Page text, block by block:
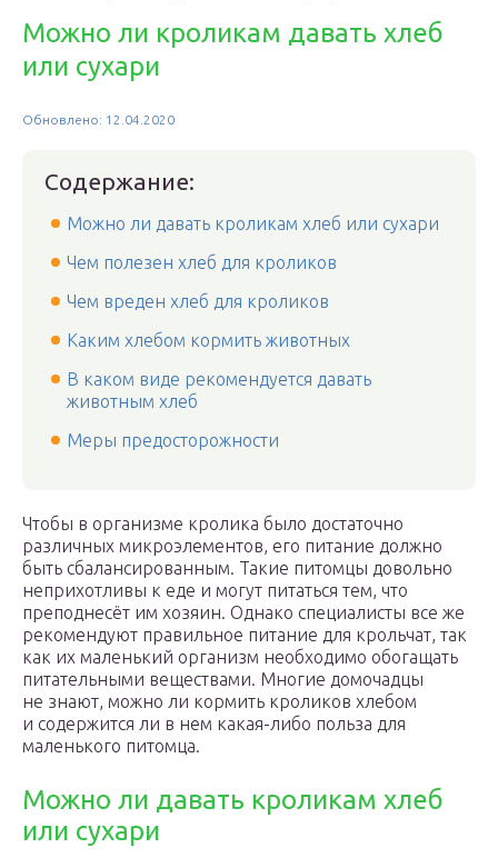
Можно ли кроликам давать хлеб
или сухари
Обновлено: 12.04.2020
Содержание:
Можно ли давать кроликам хлеб или сухари
Чем полезен хлеб для кроликов
Чем вреден хлеб для кроликов
Каким хлебом кормить животных
В каком виде рекомендуется давать
животным хлеб
Меры предосторожности
Чтобы в организме кролика было достаточно
различных микроэлементов, его питание должно
быть сбалансированным. Такие питомцы довольно
неприхотливы к еде и могут питаться тем, что
преподнесёт им хозяин. Однако специалисты все же
рекомендуют правильное питание для крольчат, так
как их маленький организм необходимо обогащать
питательными веществами. Многие домочадцы
не знают, можно ли кормить кроликов хлебом
и содержится ли в нем какая-либо польза для
маленького питомца.
Можно ли давать кроликам хлеб
или сухари